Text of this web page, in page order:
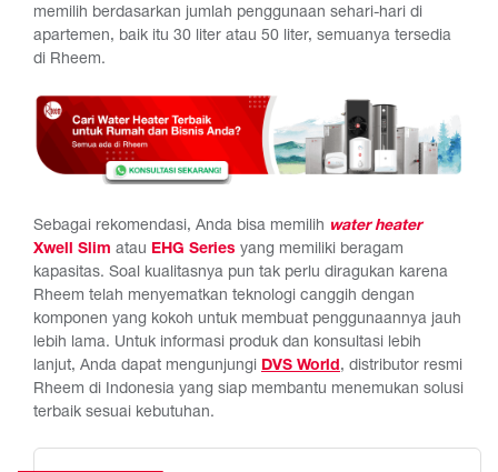
memilih berdasarkan jumlah penggunaan sehari-hari di
apartemen, baik itu 30 liter atau 50 liter, semuanya tersedia
di Rheem.
Sebagai rekomendasi, Anda bisa memilih water heater
Xwell Slim atau EHG Series yang memiliki beragam
kapasitas. Soal kualitasnya pun tak perlu diragukan karena
Rheem telah menyematkan teknologi canggih dengan
komponen yang kokoh untuk membuat penggunaannya jauh
lebih lama. Untuk informasi produk dan konsultasi lebih
lanjut, Anda dapat mengunjungi DVS World, distributor resmi
Rheem di Indonesia yang siap membantu menemukan solusi
terbaik sesuai kebutuhan.